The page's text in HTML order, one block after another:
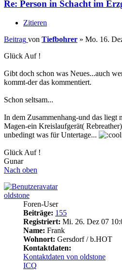
Re: Person in Schacht im
Zitieren
Beitrag von Tiefbohrer » Mo. 16.
Glück Auf !
Gibt doch schon was Neues...auch
kommt-der das kommentiert.
Schon seltsam...
In dem Zusammenhang-und das liegt
Magen-ein Kreislaufgerät(
unbedingt was für Untertage...
Glück Auf !
Gunar
Nach oben
oldstone
Foren-User
Beiträge: 155
Registriert: Mi. 26. Dez 07
Name: Frank
Wohnort: Gersdorf / b.HOT
Kontaktdaten:
Kontaktdaten von oldstone
ICQ